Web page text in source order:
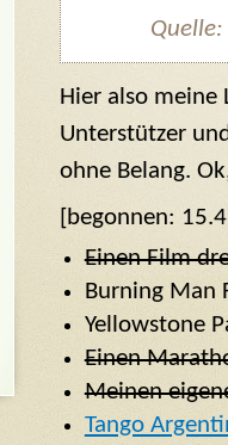
Quelle:
Hier also meine
Unterstützer
ohne Belang.
[begonnen:
Einen Film
Burning Man
Yellowstone
Einen
Meinen
Tango